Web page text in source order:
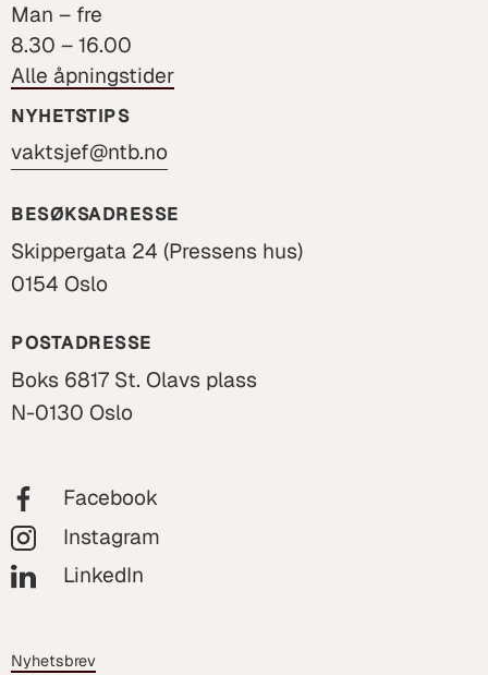
Man – fre
8.30 – 16.00
Alle åpningstider
NYHETSTIPS
vaktsjef@ntb.no
BESØKSADRESSE
Skippergata 24 (Pressens hus)
0154 Oslo
POSTADRESSE
Boks 6817 St. Olavs plass
N-0130 Oslo
Facebook
Instagram
LinkedIn
Nyhetsbrev